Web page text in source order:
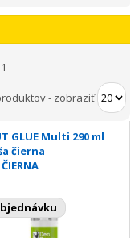
- zobraziť
GLUE Multi 290 ml
čierna